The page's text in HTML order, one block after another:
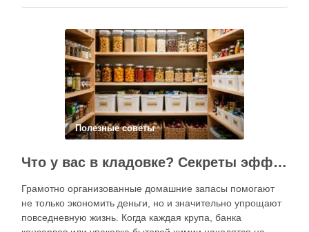
оценивают интерьер, сравнивают цены и даже смотрят
продвижение становится одним из ключевых
инструментов увеличения посещаемости, повышения …
Полезные советы
Что у вас в кладовке? Секреты эффективного планирования запасов
Грамотно организованные домашние запасы помогают
не только экономить деньги, но и значительно упрощают
повседневную жизнь. Когда каждая крупа, банка